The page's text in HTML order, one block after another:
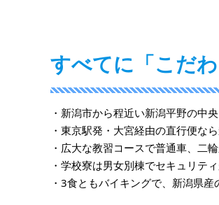
すべてに「こだ
・新潟市から程近い新潟平野の中
・東京駅発・大宮経由の直行便な
・広大な教習コースで普通車、二
・学校寮は男女別棟でセキュリテ
・3食ともバイキングで、新潟県